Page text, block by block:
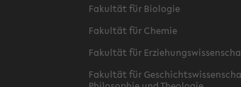
Fakultät für Biologie
Fakultät für Chemie
Fakultät für
Fakultät für